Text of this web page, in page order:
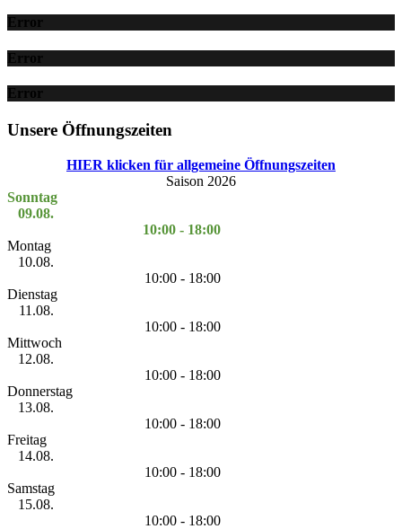
Error
Error
Error
Unsere Öffnungszeiten
HIER klicken für allgemeine Öffnungszeiten
Saison 2026
Sonntag
09.08.
10:00 - 18:00
Montag
10.08.
10:00 - 18:00
Dienstag
11.08.
10:00 - 18:00
Mittwoch
12.08.
10:00 - 18:00
Donnerstag
13.08.
10:00 - 18:00
Freitag
14.08.
10:00 - 18:00
Samstag
15.08.
10:00 - 18:00